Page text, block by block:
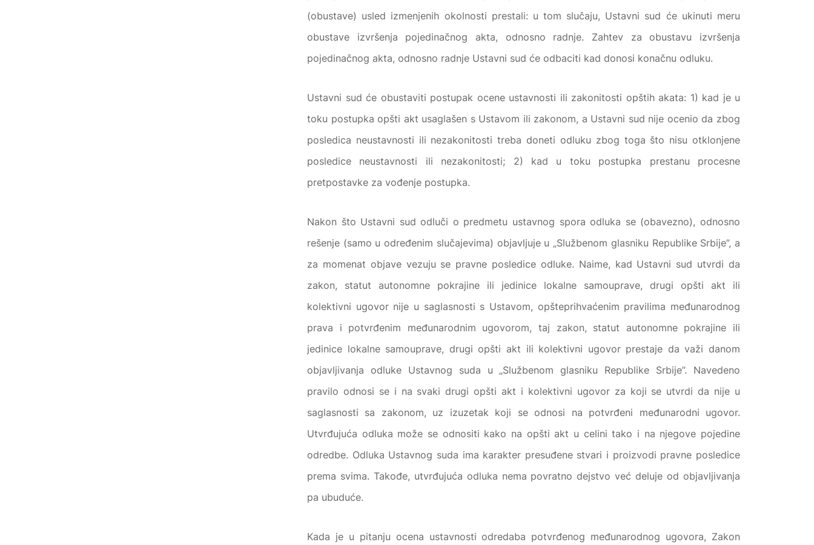
(obustave) usled izmenjenih okolnosti prestali: u tom slučaju, Ustavni sud će ukinuti meru
obustave izvršenja pojedinačnog akta, odnosno radnje. Zahtev za obustavu izvršenja
pojedinačnog akta, odnosno radnje Ustavni sud će odbaciti kad donosi konačnu odluku.
Ustavni sud će obustaviti postupak ocene ustavnosti ili zakonitosti opštih akata: 1) kad je u
toku postupka opšti akt usaglašen s Ustavom ili zakonom, a Ustavni sud nije ocenio da zbog
posledica neustavnosti ili nezakonitosti treba doneti odluku zbog toga što nisu otklonjene
posledice neustavnosti ili nezakonitosti; 2) kad u toku postupka prestanu procesne
pretpostavke za vođenje postupka.
Nakon što Ustavni sud odluči o predmetu ustavnog spora odluka se (obavezno), odnosno
rešenje (samo u određenim slučajevima) objavljuje u „Službenom glasniku Republike Srbije”, a
za momenat objave vezuju se pravne posledice odluke. Naime, kad Ustavni sud utvrdi da
zakon, statut autonomne pokrajine ili jedinice lokalne samouprave, drugi opšti akt ili
kolektivni ugovor nije u saglasnosti s Ustavom, opšteprihvaćenim pravilima međunarodnog
prava i potvrđenim međunarodnim ugovorom, taj zakon, statut autonomne pokrajine ili
jedinice lokalne samouprave, drugi opšti akt ili kolektivni ugovor prestaje da važi danom
objavljivanja odluke Ustavnog suda u „Službenom glasniku Republike Srbije”. Navedeno
pravilo odnosi se i na svaki drugi opšti akt i kolektivni ugovor za koji se utvrdi da nije u
saglasnosti sa zakonom, uz izuzetak koji se odnosi na potvrđeni međunarodni ugovor.
Utvrđujuća odluka može se odnositi kako na opšti akt u celini tako i na njegove pojedine
odredbe. Odluka Ustavnog suda ima karakter presuđene stvari i proizvodi pravne posledice
prema svima. Takođe, utvrđujuća odluka nema povratno dejstvo već deluje od objavljivanja
pa ubuduće.
Kada je u pitanju ocena ustavnosti odredaba potvrđenog međunarodnog ugovora, Zakon